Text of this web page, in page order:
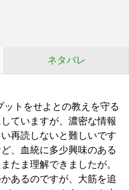
ネタバレ
ットをせよとの教えを守る
ていますが、濃密な情報
再読しないと難しいです
、血統に多少興味のある
たま理解できましたが。
あるのですが、大筋を追